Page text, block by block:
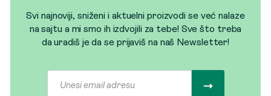
Svi najnoviji, sniženi i aktuelni proizvodi se već nalaze
na sajtu a mi smo ih izdvojili za tebe! Sve što treba
da uradiš je da se prijaviš na naš Newsletter!